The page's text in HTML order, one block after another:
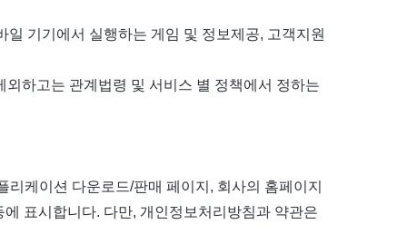
일 기기에서 실행하는 게임 및 정보제공, 고객지원
하고는 관계법령 및 서비스 별 정책에서 정하는
케이션 다운로드/판매 페이지, 회사의 홈페이지
표시합니다. 다만, 개인정보처리방침과 약관은